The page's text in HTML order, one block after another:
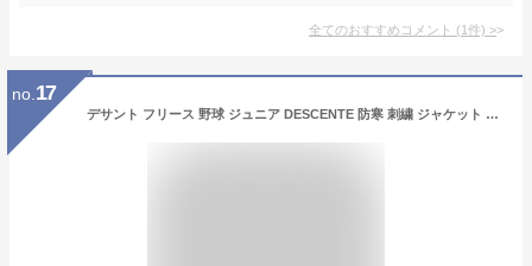
全てのおすすめコメント (1件) >
no. 17
デサント フリース 野球 ジュニア DESCENTE 防寒 刺繍 ジャケット 子供用 冬用 スポーツ 軽量 保温 大きいサイズ 防寒着 ウェア 秋冬 暖かい 長袖 アウタ 人気 アウトドア 防風 ハーフジップ DBX-2460JC ウェア刺繍有料可(W) 交換往復送料無料 【365日あす楽対応】